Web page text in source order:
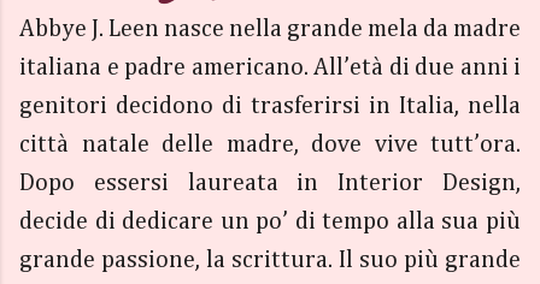
Abbye J. Leen nasce nella grande mela da madre
italiana e padre americano. All’età di due anni i
genitori decidono di trasferirsi in Italia, nella
città natale delle madre, dove vive tutt’ora.
Dopo essersi laureata in Interior Design,
decide di dedicare un po’ di tempo alla sua più
grande passione, la scrittura. Il suo più grande